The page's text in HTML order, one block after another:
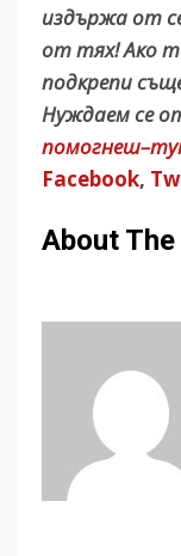
издържа от
от тях! Ако
подкрепи
Нуждаем се
Facebook,
About